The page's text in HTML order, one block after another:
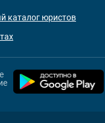
каталог юристов